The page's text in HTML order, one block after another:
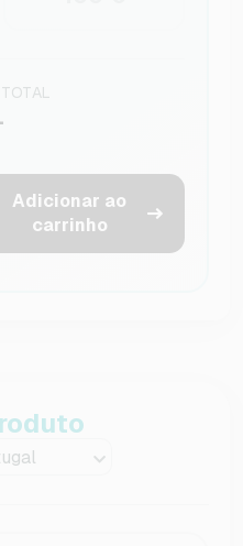
Adicionar ao
carrinho